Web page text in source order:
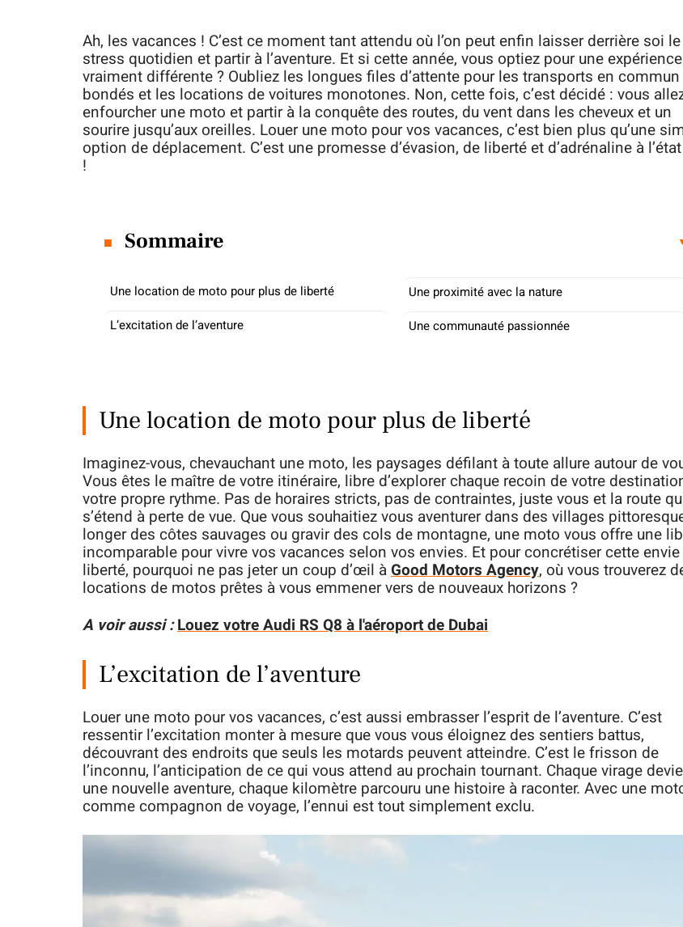
Ah, les vacances ! C’est ce moment tant attendu où l’on peut enfin laisser derrière soi le
stress quotidien et partir à l’aventure. Et si cette année, vous optiez pour une expérience
vraiment différente ? Oubliez les longues files d’attente pour les transports en commun
bondés et les locations de voitures monotones. Non, cette fois, c’est décidé : vous
enfourcher une moto et partir à la conquête des routes, du vent dans les cheveux et un
sourire jusqu’aux oreilles. Louer une moto pour vos vacances, c’est bien plus qu’une
option de déplacement. C’est une promesse d’évasion, de liberté et d’adrénaline à
!
Sommaire
Une location de moto pour plus de liberté
L’excitation de l’aventure
Une proximité avec la nature
Une communauté passionnée
Une location de moto pour plus de liberté
Imaginez-vous, chevauchant une moto, les paysages défilant à toute allure autour de
Vous êtes le maître de votre itinéraire, libre d’explorer chaque recoin de votre
votre propre rythme. Pas de horaires stricts, pas de contraintes, juste vous et la route
s’étend à perte de vue. Que vous souhaitiez vous aventurer dans des villages
longer des côtes sauvages ou gravir des cols de montagne, une moto vous offre une
incomparable pour vivre vos vacances selon vos envies. Et pour concrétiser cette
liberté, pourquoi ne pas jeter un coup d’œil àGood Motors Agency, où vous trouverez
locations de motos prêtes à vous emmener vers de nouveaux horizons ?
A voir aussi :Louez votre Audi RS Q8 à l'aéroport de Dubai
L’excitation de l’aventure
Louer une moto pour vos vacances, c’est aussi embrasser l’esprit de l’aventure. C’est
ressentir l’excitation monter à mesure que vous vous éloignez des sentiers battus,
découvrant des endroits que seuls les motards peuvent atteindre. C’est le frisson de
l’inconnu, l’anticipation de ce qui vous attend au prochain tournant. Chaque virage
une nouvelle aventure, chaque kilomètre parcouru une histoire à raconter. Avec une
comme compagnon de voyage, l’ennui est tout simplement exclu.